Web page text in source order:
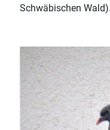
Schwäbischen Wald).